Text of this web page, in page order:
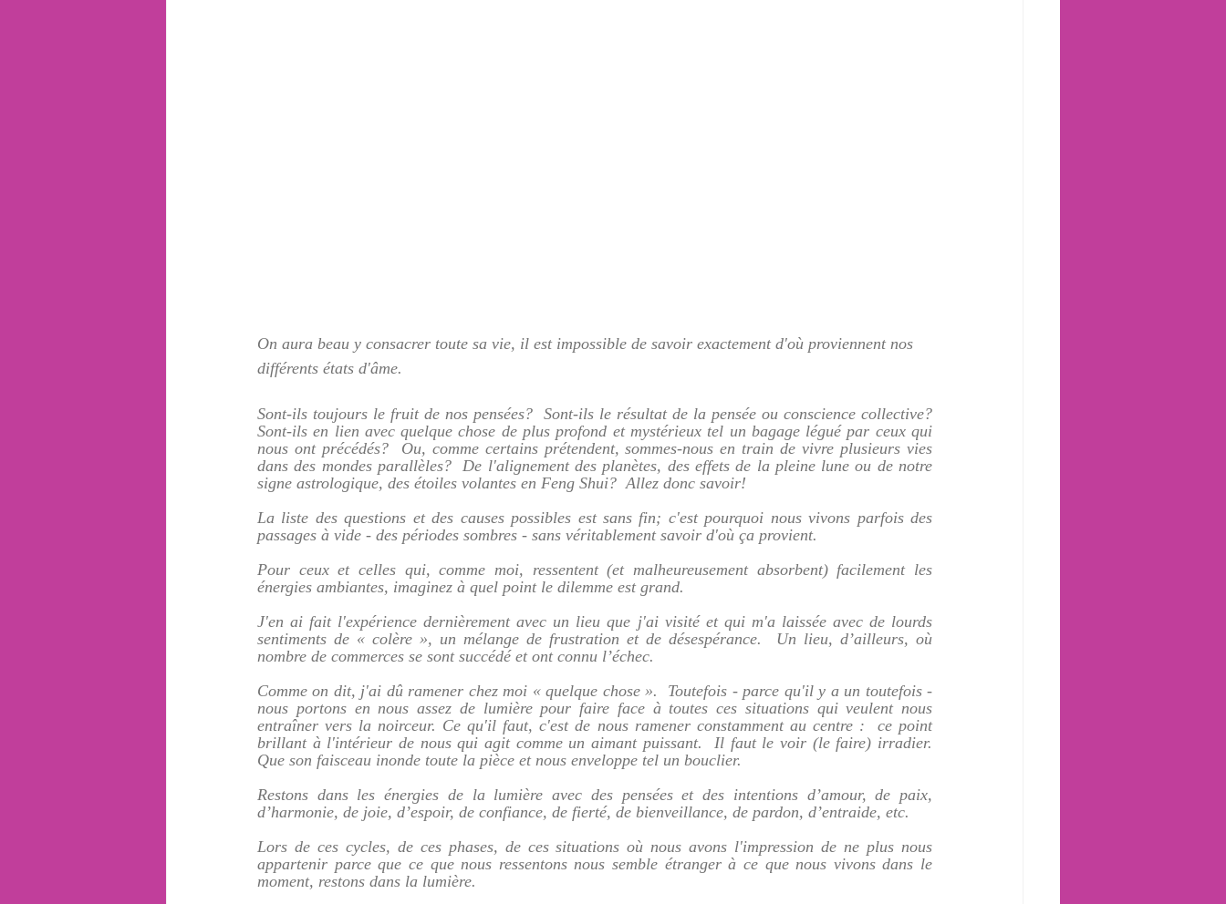
On aura beau y consacrer toute sa vie, il est impossible de savoir exactement d'où proviennent nos
différents états d'âme.
Sont-ils toujours le fruit de nos pensées?  Sont-ils le résultat de la pensée ou conscience collective?
Sont-ils en lien avec quelque chose de plus profond et mystérieux tel un bagage légué par ceux qui
nous ont précédés?  Ou, comme certains prétendent, sommes-nous en train de vivre plusieurs vies
dans des mondes parallèles?  De l'alignement des planètes, des effets de la pleine lune ou de notre
signe astrologique, des étoiles volantes en Feng Shui?  Allez donc savoir!
La liste des questions et des causes possibles est sans fin; c'est pourquoi nous vivons parfois des
passages à vide - des périodes sombres - sans véritablement savoir d'où ça provient.
Pour ceux et celles qui, comme moi, ressentent (et malheureusement absorbent) facilement les
énergies ambiantes, imaginez à quel point le dilemme est grand.
J'en ai fait l'expérience dernièrement avec un lieu que j'ai visité et qui m'a laissée avec de lourds
sentiments de « colère », un mélange de frustration et de désespérance.  Un lieu, d’ailleurs, où
nombre de commerces se sont succédé et ont connu l’échec.
Comme on dit, j'ai dû ramener chez moi « quelque chose ».  Toutefois - parce qu'il y a un toutefois -
nous portons en nous assez de lumière pour faire face à toutes ces situations qui veulent nous
entraîner vers la noirceur. Ce qu'il faut, c'est de nous ramener constamment au centre :  ce point
brillant à l'intérieur de nous qui agit comme un aimant puissant.  Il faut le voir (le faire) irradier.
Que son faisceau inonde toute la pièce et nous enveloppe tel un bouclier.
Restons dans les énergies de la lumière avec des pensées et des intentions d’amour, de paix,
d’harmonie, de joie, d’espoir, de confiance, de fierté, de bienveillance, de pardon, d’entraide, etc.
Lors de ces cycles, de ces phases, de ces situations où nous avons l'impression de ne plus nous
appartenir parce que ce que nous ressentons nous semble étranger à ce que nous vivons dans le
moment, restons dans la lumière.